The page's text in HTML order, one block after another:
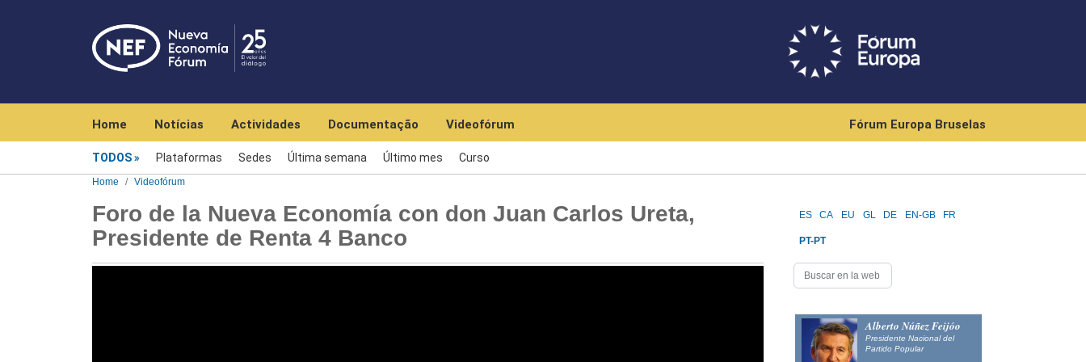
Home Notícias Actividades Documentação Videofórum Fórum Europa Bruselas
TODOS Plataformas Sedes Última semana Último mes Curso
Home Videofórum
Foro de la Nueva Economía con don Juan Carlos Ureta,
Presidente de Renta 4 Banco
ES CA EU GL DE EN-GB FR
PT-PT
Alberto Núñez Feijóo
Presidente Nacional del
Partido Popular